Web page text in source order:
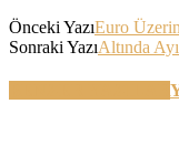
Önceki YazıEuro
Sonraki YazıAltında